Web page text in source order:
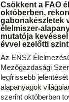
Csökkent a FAO
októberben,
gabonakészletek
élelmiszer-
mutatója
évvel ezelőtti
Az ENSZ
Mezőgazdasági
legfrissebb
alapanyagok
szerint októberben